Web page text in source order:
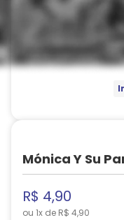
Mónica Y Su
R$ 4,90
ou 1x de R$ 4,90